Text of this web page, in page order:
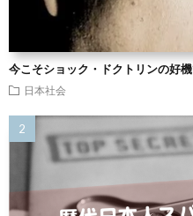
今こそショック・ドクトリンの好
日本社会